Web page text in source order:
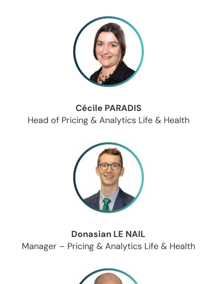
Cécile PARADIS
Head of Pricing & Analytics Life & Health
Donasian LE NAIL
Manager – Pricing & Analytics Life & Health